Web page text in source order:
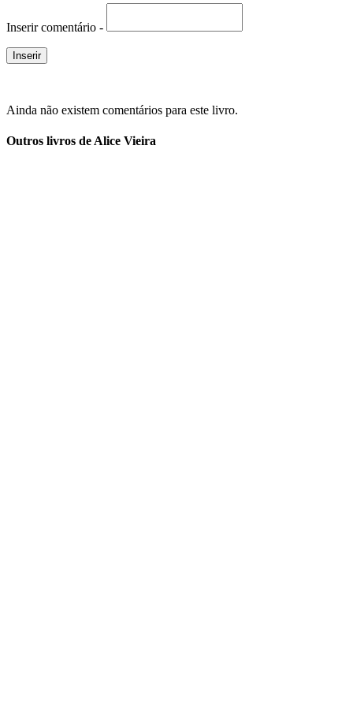
Inserir comentário -
Ainda não existem comentários para este livro.
Outros livros de Alice Vieira